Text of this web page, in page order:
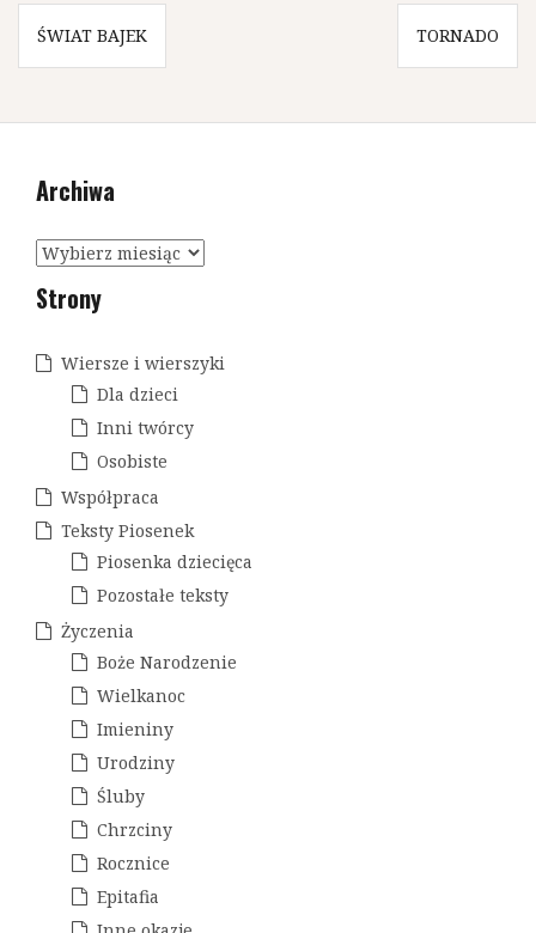
N
w
g
ŚWIAT BAJEK TORNADO
Archiwa
A
c
i
Strony
Wiersze i wierszyki
Dla dzieci
Inni twórcy
Osobiste
Współpraca
Teksty Piosenek
Piosenka dziecięca
Pozostałe teksty
Życzenia
Boże Narodzenie
Wielkanoc
Imieniny
Urodziny
Śluby
Chrzciny
Rocznice
Epitafia